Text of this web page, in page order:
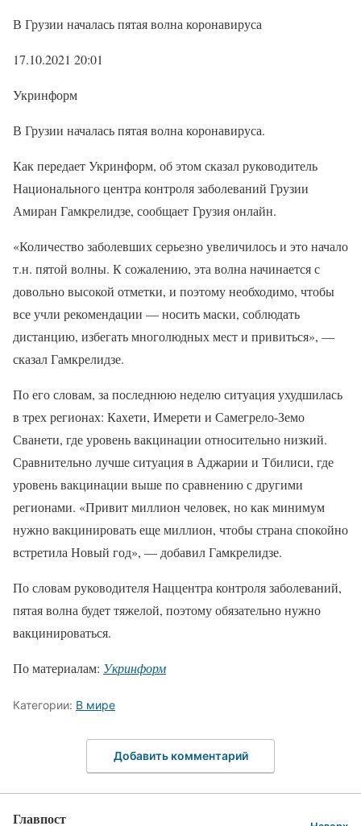
В Грузии началась пятая волна коронавируса
17.10.2021 20:01
Укринформ
В Грузии началась пятая волна коронавируса.
Как передает Укринформ, об этом сказал руководитель
Национального центра контроля заболеваний Грузии
Амиран Гамкрелидзе, сообщает Грузия онлайн.
«Количество заболевших серьезно увеличилось и это начало
т.н. пятой волны. К сожалению, эта волна начинается с
довольно высокой отметки, и поэтому необходимо, чтобы
все учли рекомендации — носить маски, соблюдать
дистанцию, избегать многолюдных мест и привиться», —
сказал Гамкрелидзе.
По его словам, за последнюю неделю ситуация ухудшилась
в трех регионах: Кахети, Имерети и Самегрело-Земо
Сванети, где уровень вакцинации относительно низкий.
Сравнительно лучше ситуация в Аджарии и Тбилиси, где
уровень вакцинации выше по сравнению с другими
регионами. «Привит миллион человек, но как минимум
нужно вакцинировать еще миллион, чтобы страна спокойно
встретила Новый год», — добавил Гамкрелидзе.
По словам руководителя Наццентра контроля заболеваний,
пятая волна будет тяжелой, поэтому обязательно нужно
вакцинироваться.
По материалам: Укринформ
Категории: В мире
Добавить комментарий
Главпост